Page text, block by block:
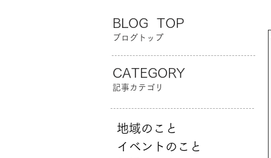
BLOG TOP
ブログトップ
CATEGORY
記事カテゴリ
地域のこと
イベントのこと